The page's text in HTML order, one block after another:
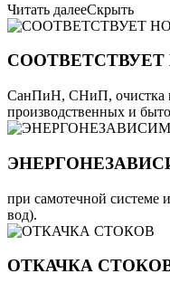
Читать далееСкрыть
СанПиН, СНиП, очистка
производственных и
при самотечной системе
вод).
ОТКАЧКА